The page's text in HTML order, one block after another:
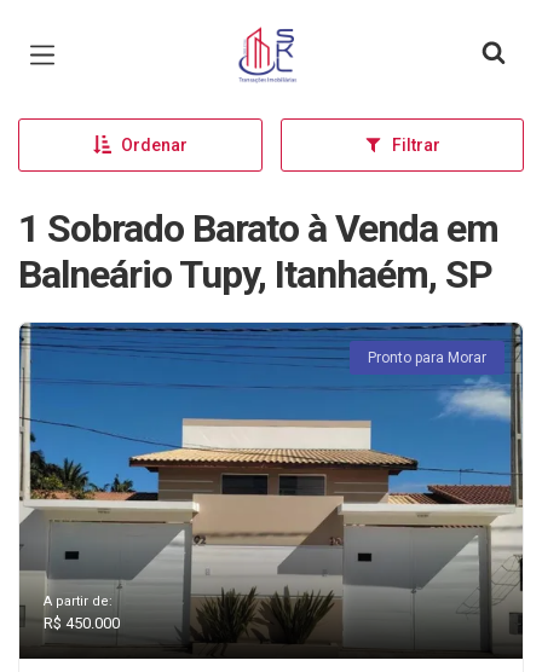
Página inicial
Ordenar Filtrar
1 Sobrado Barato à Venda em
Balneário Tupy, Itanhaém, SP
Pronto para Morar
A partir de:
R$ 450.000